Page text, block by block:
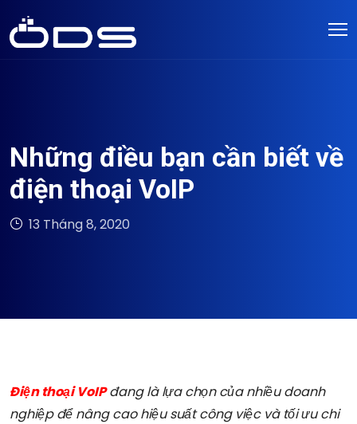
Những điều bạn cần biết về
điện thoại VoIP
13 Tháng 8, 2020
Điện thoại VoIPđang là lựa chọn của nhiều doanh
nghiệp để nâng cao hiệu suất công việc và tối ưu chi